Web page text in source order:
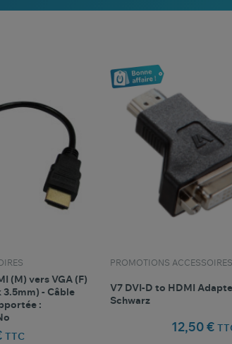
(M) vers VGA (F)
- Câble
:
TTC
PROMOTIONS ACCESSOIRES
V7 DVI-D to HDMI
Schwarz
12,50 €